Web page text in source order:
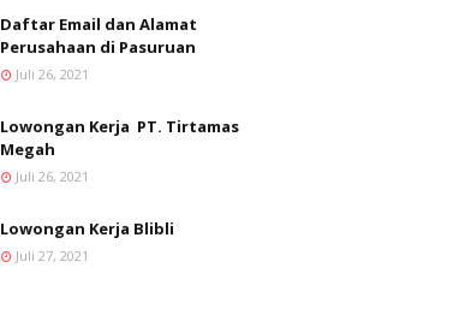
Daftar Email dan Alamat
Perusahaan di Pasuruan
Juli 26, 2021
Lowongan Kerja PT. Tirtamas
Megah
Juli 26, 2021
Lowongan Kerja Blibli
Juli 27, 2021